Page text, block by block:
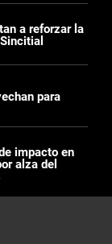
a reforzar la
para
impacto en
alza del